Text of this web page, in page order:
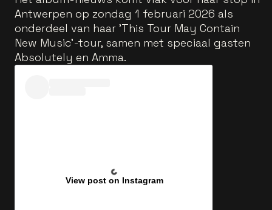
Antwerpen op zondag 1 februari 2026 als
onderdeel van haar 'This Tour May Contain
New Music'-tour, samen met speciaal gasten
Absolutely en Amma.
View post on Instagram